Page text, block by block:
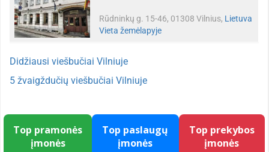
Rūdninkų g. 15-46, 01308 Vilnius, Lietuva
Vieta žemėlapyje
Didžiausi viešbučiai Vilniuje
5 žvaigždučių viešbučiai Vilniuje
Top pramonės
įmonės
Top paslaugų
įmonės
Top prekybos
įmonės